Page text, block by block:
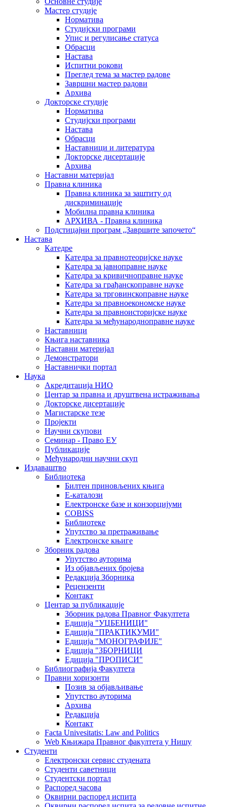
Мастер студије
Норматива
Студијски програми
Упис и регулисање статуса
Обрасци
Настава
Испитни рокови
Преглед тема за мастер радове
Завршни мастер радови
Архива
Докторске студије
Норматива
Студијски програми
Настава
Обрасци
Наставници и литература
Докторске дисертације
Архива
Наставни материјал
Правна клиника
Правна клиника за заштиту од
дискриминације
Мобилна правна клиника
АРХИВА - Правна клиника
Подстицајни програм „Завршите започето“
Настава
Катедре
Катедра за правнотеоријске науке
Катедра за јавноправне науке
Катедра за кривичноправне науке
Катедра за грађанскоправне науке
Катедра за трговинскоправне науке
Катедра за правноекономске науке
Катедра за правноисторијске науке
Катедра за међународноправне науке
Наставници
Књига наставника
Наставни материјал
Демонстратори
Наставнички портал
Наука
Акредитација НИО
Центар за правна и друштвена истраживања
Докторске дисертације
Магистарске тезе
Пројекти
Научни скупови
Семинар - Право ЕУ
Публикације
Међународни научни скуп
Издаваштво
Библиотека
Билтен приновљених књига
Е-каталози
Електронске базе и конзорцијуми
COBISS
Библиотеке
Упутство за претраживање
Електронске књиге
Зборник радова
Упутство ауторима
Из објављених бројева
Редакција Зборника
Рецензенти
Контакт
Центар за публикације
Зборник радова Правног Факултета
Едиција "УЏБЕНИЦИ"
Едиција "ПРАКТИКУМИ"
Едиција "МОНОГРАФИЈЕ"
Едиција "ЗБОРНИЦИ
Едиција "ПРОПИСИ"
Библиографија Факултета
Правни хоризонти
Позив за објављивање
Упутство ауторима
Архива
Редакција
Контакт
Facta Univesitatis: Law and Politics
Web Књижара Правног факултета у Нишу
Студенти
Електронски сервис студената
Студенти саветници
Студентски портал
Распоред часова
Оквирни распоред испита